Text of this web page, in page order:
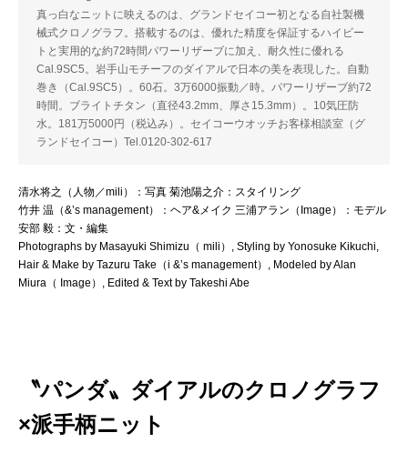
真っ白なニットに映えるのは、グランドセイコー初となる自社製機
械式クロノグラフ。搭載するのは、優れた精度を保証するハイビー
トと実用的な約72時間パワーリザーブに加え、耐久性に優れる
Cal.9SC5。岩手山モチーフのダイアルで日本の美を表現した。自動
巻き（Cal.9SC5）。60石。3万6000振動／時。パワーリザーブ約72
時間。ブライトチタン（直径43.2mm、厚さ15.3mm）。10気圧防
水。181万5000円（税込み）。セイコーウオッチお客様相談室（グ
ランドセイコー）Tel.0120-302-617
清水将之（人物／mili）：写真 菊池陽之介：スタイリング
竹井 温（&’s management）：ヘア&メイク 三浦アラン（Image）：モデル
安部 毅：文・編集
Photographs by Masayuki Shimizu（ mili）, Styling by Yonosuke Kikuchi,
Hair & Make by Tazuru Take（i &ʼs management）, Modeled by Alan
Miura（ Image）, Edited & Text by Takeshi Abe
〝パンダ〟ダイアルのクロノグラフ
×派手柄ニット